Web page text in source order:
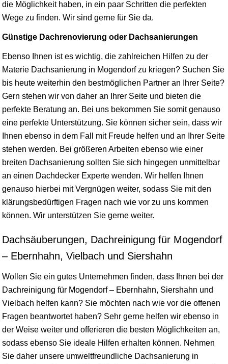
die Möglichkeit haben, in ein paar Schritten die perfekten
Wege zu finden. Wir sind gerne für Sie da.
Günstige Dachrenovierung oder Dachsanierungen
Ebenso Ihnen ist es wichtig, die zahlreichen Hilfen zu der
Materie Dachsanierung in Mogendorf zu kriegen? Suchen Sie
bis heute weiterhin den bestmöglichen Partner an Ihrer Seite?
Gern stehen wir von daher an Ihrer Seite und bieten die
perfekte Beratung an. Bei uns bekommen Sie somit genauso
eine perfekte Unterstützung. Sie können sicher sein, dass wir
Ihnen ebenso in dem Fall mit Freude helfen und an Ihrer Seite
stehen werden. Bei größeren Arbeiten ebenso wie einer
breiten Dachsanierung sollten Sie sich hingegen unmittelbar
an einen Dachdecker Experte wenden. Wir helfen Ihnen
genauso hierbei mit Vergnügen weiter, sodass Sie mit den
klärungsbedürftigen Fragen nach wie vor zu uns kommen
können. Wir unterstützen Sie gerne weiter.
Dachsäuberungen, Dachreinigung für Mogendorf
– Ebernhahn, Vielbach und Siershahn
Wollen Sie ein gutes Unternehmen finden, dass Ihnen bei der
Dachreinigung für Mogendorf – Ebernhahn, Siershahn und
Vielbach helfen kann? Sie möchten nach wie vor die offenen
Fragen beantwortet haben? Sehr gerne helfen wir ebenso in
der Weise weiter und offerieren die besten Möglichkeiten an,
sodass ebenso Sie ideale Hilfen erhalten können. Nehmen
Sie daher unsere umweltfreundliche Dachsanierung in